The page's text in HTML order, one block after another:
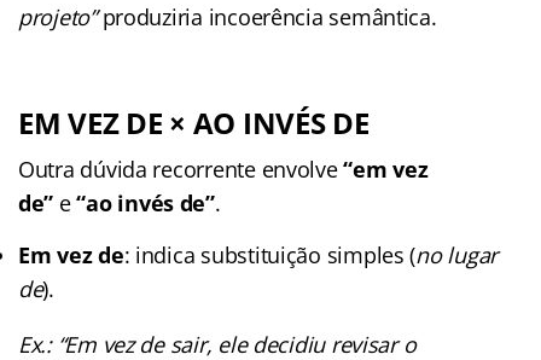
projeto”produziria incoerência semântica.
EM VEZ DE × AO INVÉS DE
Outra dúvida recorrente envolve“em vez
de” e“ao invés de”.
Em vez de: indica substituição simples (no lugar
de).
Ex.: “Em vez de sair, ele decidiu revisar o